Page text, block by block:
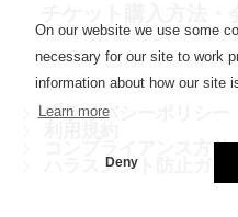
プライバシーポリシー
コンプライアンス方針
ハラスメント防止ガ
On our website we use some
necessary for our site to work
information about how our site
Learn more
Deny